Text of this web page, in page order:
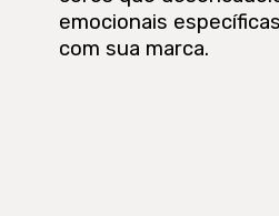
emocionais
com sua marca.